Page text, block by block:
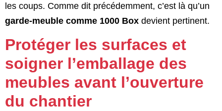
les coups. Comme dit précédemment, c’est là qu’un
garde-meuble comme 1000 Box devient pertinent.
Protéger les surfaces et
soigner l’emballage des
meubles avant l’ouverture
du chantier